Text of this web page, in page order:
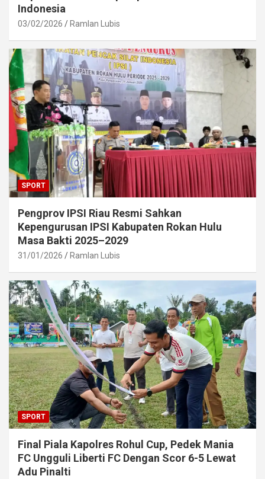
Indonesia
03/02/2026 Ramlan Lubis
SPORT
Pengprov IPSI Riau Resmi Sahkan
Kepengurusan IPSI Kabupaten Rokan Hulu
Masa Bakti 2025–2029
31/01/2026 Ramlan Lubis
SPORT
Final Piala Kapolres Rohul Cup, Pedek Mania
FC Ungguli Liberti FC Dengan Scor 6-5 Lewat
Adu Pinalti